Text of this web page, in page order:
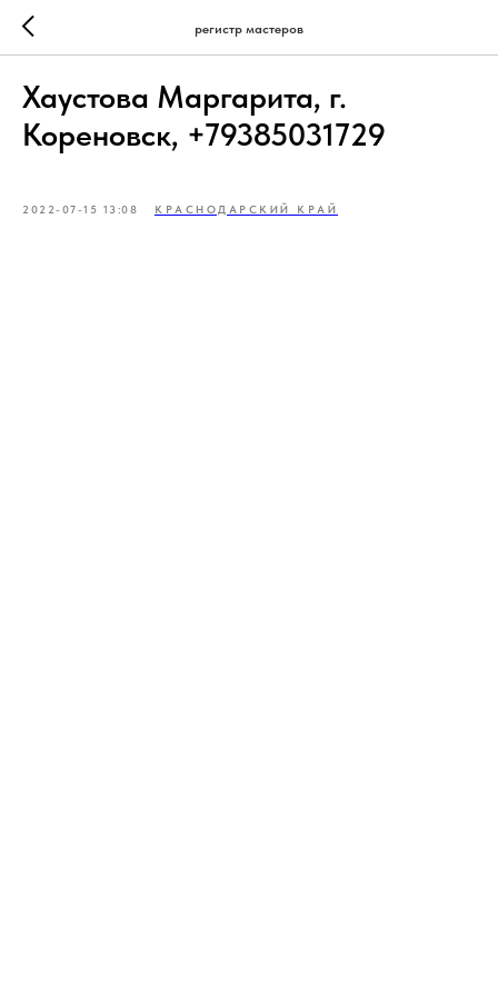
регистр мастеров
Хаустова Маргарита, г.
Кореновск, +79385031729
2022-07-15 13:08 КРАСНОДАРСКИЙ КРАЙ